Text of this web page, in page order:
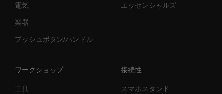
電気
楽器
プッシュボタン/ハンドル
エッセンシャルズ
ワークショップ
工具
接続性
スマホスタンド